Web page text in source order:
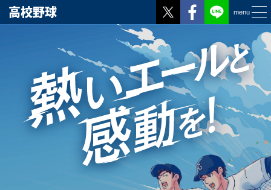
Twitter
Facebook
menu
高校野球